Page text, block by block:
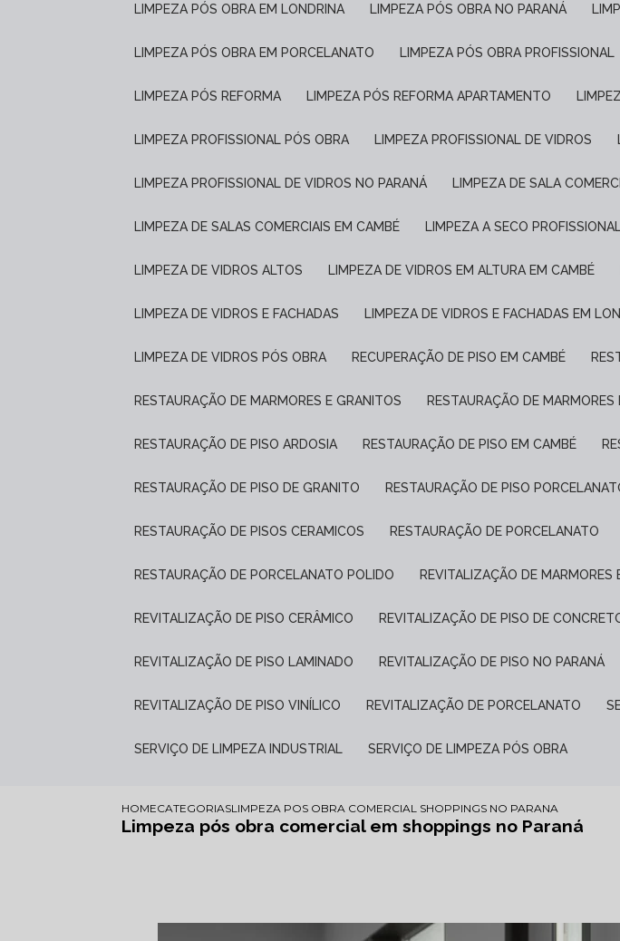
LIMPEZA PÓS OBRA EM LONDRINA LIMPEZA PÓS OBRA NO PARANÁ
LIMPEZA PÓS OBRA EM PORCELANATO LIMPEZA PÓS OBRA PROFISSIONAL
LIMPEZA PÓS REFORMA LIMPEZA PÓS REFORMA APARTAMENTO
LIMPEZA PROFISSIONAL PÓS OBRA LIMPEZA PROFISSIONAL DE VIDROS
LIMPEZA PROFISSIONAL DE VIDROS NO PARANÁ LIMPEZA DE SALA
LIMPEZA DE SALAS COMERCIAIS EM CAMBÉ LIMPEZA A SECO
LIMPEZA DE VIDROS ALTOS LIMPEZA DE VIDROS EM ALTURA EM CAMBÉ
LIMPEZA DE VIDROS E FACHADAS LIMPEZA DE VIDROS E FACHADAS EM
LIMPEZA DE VIDROS PÓS OBRA RECUPERAÇÃO DE PISO EM CAMBÉ
RESTAURAÇÃO DE MARMORES E GRANITOS RESTAURAÇÃO DE
RESTAURAÇÃO DE PISO ARDOSIA RESTAURAÇÃO DE PISO EM CAMBÉ
RESTAURAÇÃO DE PISO DE GRANITO RESTAURAÇÃO DE PISO
RESTAURAÇÃO DE PISOS CERAMICOS RESTAURAÇÃO DE PORCELANATO
RESTAURAÇÃO DE PORCELANATO POLIDO REVITALIZAÇÃO DE MARMORES
REVITALIZAÇÃO DE PISO CERÂMICO REVITALIZAÇÃO DE PISO DE
REVITALIZAÇÃO DE PISO LAMINADO REVITALIZAÇÃO DE PISO NO PARANÁ
REVITALIZAÇÃO DE PISO VINÍLICO REVITALIZAÇÃO DE PORCELANATO
SERVIÇO DE LIMPEZA INDUSTRIAL SERVIÇO DE LIMPEZA PÓS OBRA
HOMECATEGORIASLIMPEZA POS OBRA COMERCIAL SHOPPINGS NO PARANA
Limpeza pós obra comercial em shoppings no Paraná